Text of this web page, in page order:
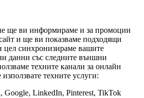
ще ви информираме и за промоции
и ще ви показваме подходящи
цел синхронизираме вашите
данни със следните външни
техните канали за онлайн
използвате техните услуги:
Google, LinkedIn, Pinterest, TikTok